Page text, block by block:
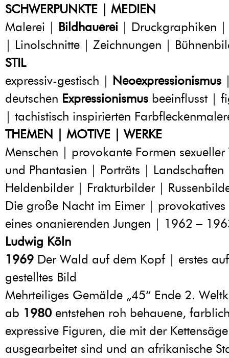
SCHWERPUNKTE | MEDIEN
Malerei | Bildhauerei | Druckgraphiken |
| Linolschnitte | Zeichnungen |
STIL
expressiv-gestisch | Neoexpressionismus
deutschen Expressionismus beeinflusst |
| tachistisch inspirierten
THEMEN | MOTIVE | WERKE
Menschen | provokante Formen
und Phantasien | Porträts |
Heldenbilder | Frakturbilder |
Die große Nacht im Eimer |
eines onanierenden Jungen | 1962 –
Ludwig Köln
1969 Der Wald auf dem Kopf | erstes
gestelltes Bild
Mehrteiliges Gemälde „45“ Ende 2.
ab 1980 entstehen roh behauene,
expressive Figuren, die mit der Kettensäge
ausgearbeitet sind und an afrikanische